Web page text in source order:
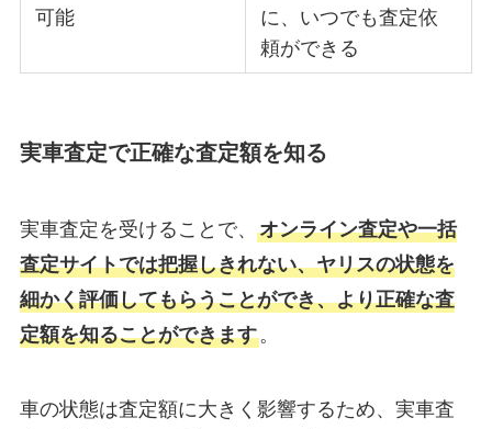
可能
に、いつでも査定依
頼ができる
実車査定で正確な査定額を知る
実車査定を受けることで、 オンライン査定や一括
査定サイトでは把握しきれない、ヤリスの状態を
細かく評価してもらうことができ、より正確な査
定額を知ることができます。
車の状態は査定額に大きく影響するため、実車査